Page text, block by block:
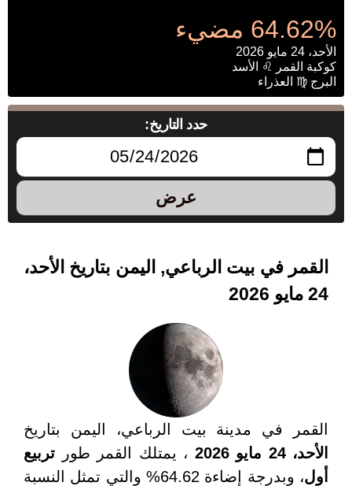
64.62% مضيء
الأحد، 24 مايو 2026
كوكبة القمر ♌ الأسد
البرج ♍ العذراء
حدد التاريخ:
عرض
القمر في بيت الرباعي, اليمن بتاريخ الأحد،
24 مايو 2026
القمر في مدينة بيت الرباعي، اليمن بتاريخ
الأحد، 24 مايو 2026
، يمتلك القمر طور تربيع
أول
، وبدرجة إضاءة 64.62% والتي تمثل النسبة